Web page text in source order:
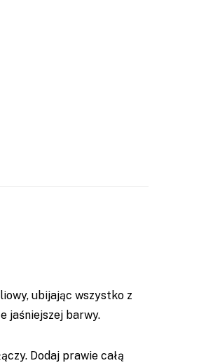
ubijając wszystko z
jaśniejszej barwy.
Dodaj prawie całą